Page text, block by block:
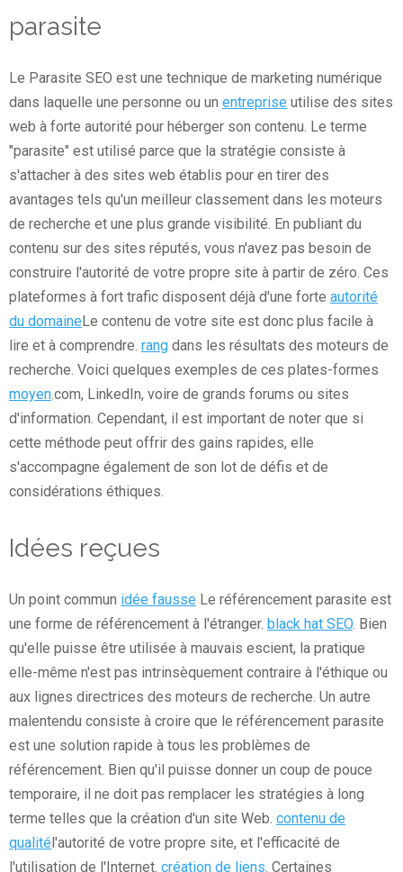
parasite
Le Parasite SEO est une technique de marketing numérique
dans laquelle une personne ou un entreprise utilise des sites
web à forte autorité pour héberger son contenu. Le terme
"parasite" est utilisé parce que la stratégie consiste à
s'attacher à des sites web établis pour en tirer des
avantages tels qu'un meilleur classement dans les moteurs
de recherche et une plus grande visibilité. En publiant du
contenu sur des sites réputés, vous n'avez pas besoin de
construire l'autorité de votre propre site à partir de zéro. Ces
plateformes à fort trafic disposent déjà d'une forte autorité
du domaineLe contenu de votre site est donc plus facile à
lire et à comprendre. rang dans les résultats des moteurs de
recherche. Voici quelques exemples de ces plates-formes
moyen.com, LinkedIn, voire de grands forums ou sites
d'information. Cependant, il est important de noter que si
cette méthode peut offrir des gains rapides, elle
s'accompagne également de son lot de défis et de
considérations éthiques.
Idées reçues
Un point commun idée fausse Le référencement parasite est
une forme de référencement à l'étranger. black hat SEO. Bien
qu'elle puisse être utilisée à mauvais escient, la pratique
elle-même n'est pas intrinsèquement contraire à l'éthique ou
aux lignes directrices des moteurs de recherche. Un autre
malentendu consiste à croire que le référencement parasite
est une solution rapide à tous les problèmes de
référencement. Bien qu'il puisse donner un coup de pouce
temporaire, il ne doit pas remplacer les stratégies à long
terme telles que la création d'un site Web. contenu de
qualitél'autorité de votre propre site, et l'efficacité de
l'utilisation de l'Internet. création de liens. Certaines